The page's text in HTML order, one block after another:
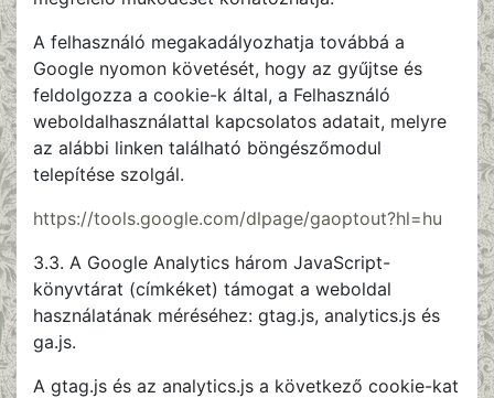
A felhasználó megakadályozhatja továbbá a
Google nyomon követését, hogy az gyűjtse és
feldolgozza a cookie-k által, a Felhasználó
weboldalhasználattal kapcsolatos adatait, melyre
az alábbi linken található böngészőmodul
telepítése szolgál.
https://tools.google.com/dlpage/gaoptout?hl=hu
3.3. A Google Analytics három JavaScript-
könyvtárat (címkéket) támogat a weboldal
használatának méréséhez: gtag.js, analytics.js és
ga.js.
A gtag.js és az analytics.js a következő cookie-kat